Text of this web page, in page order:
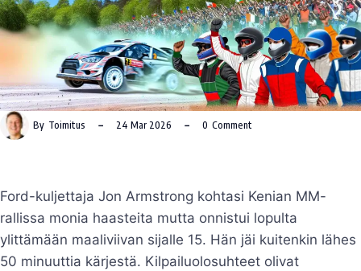
By Toimitus 24 Mar 2026 0 Comment
Ford-kuljettaja Jon Armstrong kohtasi Kenian MM-
rallissa monia haasteita mutta onnistui lopulta
ylittämään maaliviivan sijalle 15. Hän jäi kuitenkin lähes
50 minuuttia kärjestä. Kilpailuolosuhteet olivat